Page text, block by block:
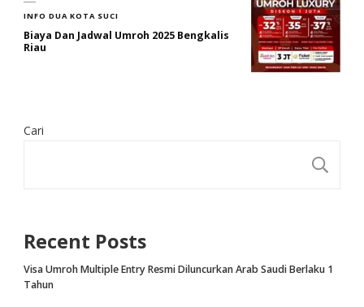
INFO DUA KOTA SUCI
Biaya Dan Jadwal Umroh 2025 Bengkalis
Riau
Cari
Recent Posts
Visa Umroh Multiple Entry Resmi Diluncurkan Arab Saudi Berlaku 1
Tahun